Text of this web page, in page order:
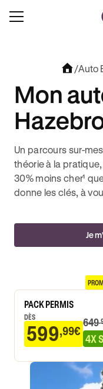
-100€ SUR VOTRE PERMIS + 3
/Auto
Mon
Un parcours sur-
théorie à la
30% moins cher¹
donne les clés, à
Je
PACK PERMIS
DÈS
599,99€
649
4X